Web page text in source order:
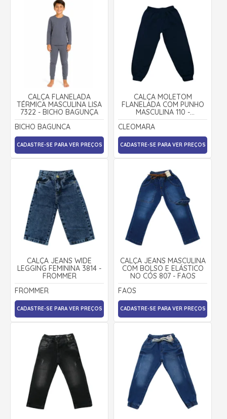
CALÇA FLANELADA
TÉRMICA MASCULINA LISA
7322 - BICHO BAGUNÇA
BICHO BAGUNCA
CADASTRE-SE PARA VER PREÇOS
CALÇA MOLETOM
FLANELADA COM PUNHO
MASCULINA 110 -
CLEOMARA
CLEOMARA
CADASTRE-SE PARA VER PREÇOS
CALÇA JEANS WIDE
LEGGING FEMININA 3814 -
FROMMER
FROMMER
CADASTRE-SE PARA VER PREÇOS
CALÇA JEANS MASCULINA
COM BOLSO E ELÁSTICO
NO CÓS 807 - FAOS
FAOS
CADASTRE-SE PARA VER PREÇOS